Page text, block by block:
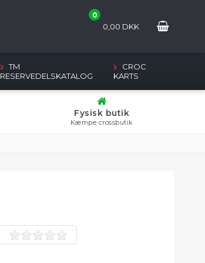
0
0,00 DKK
TM
RESERVEDELSKATALOG
CROC
KARTS
Fysisk butik
Kæmpe crossbutik